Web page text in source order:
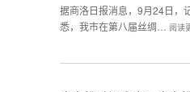
据商洛日报消息，9月24日，
悉，我市在第八届丝绸…
阅读